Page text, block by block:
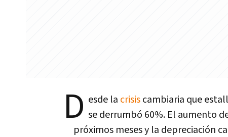
D esde la crisiscambiaria que
se derrumbó 60%. El aumento
próximos meses y la depreciación